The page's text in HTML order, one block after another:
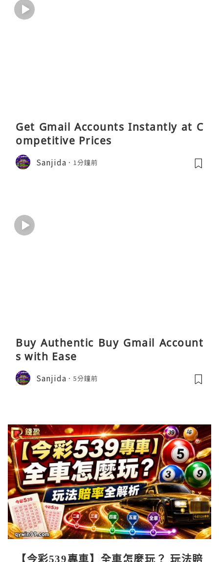
Get Gmail Accounts Instantly at C
ompetitive Prices
Sanjida 1分鐘前
Buy Authentic Buy Gmail Account
s with Ease
Sanjida 5分鐘前
【今彩539專車】全車怎麼玩？ 玩法賠